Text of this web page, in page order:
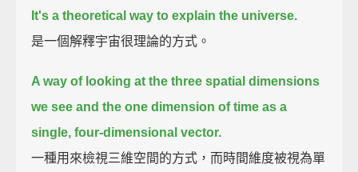
It's a theoretical way to explain the universe.
是一個解釋宇宙很理論的方式。
A way of looking at the three spatial dimensions
we see and the one dimension of time as a
single, four-dimensional vector.
一種用來檢視三維空間的方式，而時間維度被視為單